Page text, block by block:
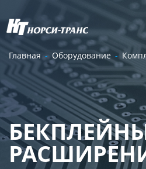
Главная Оборудование